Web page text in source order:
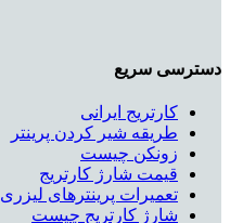
دسترسی سریع
کارتریج ایرانی
طریقه شیر کردن پرینتر
زونکن چیست
قیمت شارژ کارتریج
تعمیرات پرینترهای لیزری
شارژ کارتریج چیست